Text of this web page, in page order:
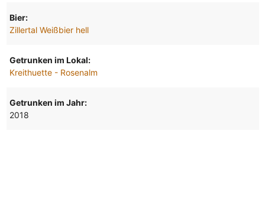
Bier:
Zillertal Weißbier hell
Getrunken im Lokal:
Kreithuette - Rosenalm
Getrunken im Jahr:
2018